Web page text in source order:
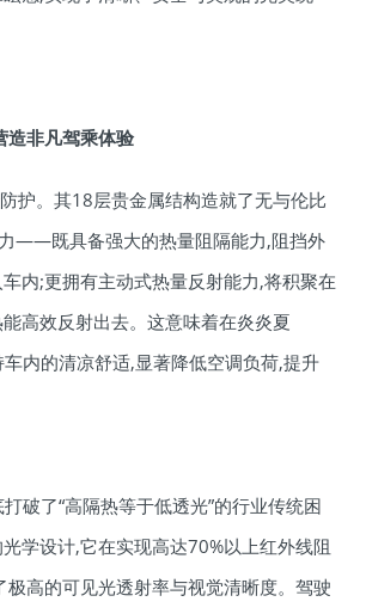
造非凡驾乘体验
护。其18层贵金属结构造就了无与伦比
力——既具备强大的热量阻隔能力,阻挡外
内;更拥有主动式热量反射能力,将积聚在
高效反射出去。这意味着在炎炎夏
内的清凉舒适,显著降低空调负荷,提升
破了“高隔热等于低透光”的行业传统困
学设计,它在实现高达70%以上红外线阻
极高的可见光透射率与视觉清晰度。驾驶